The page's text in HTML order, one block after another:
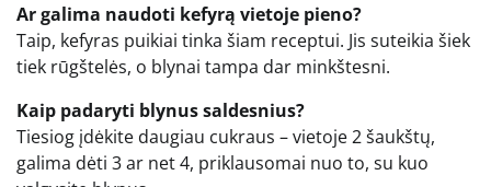
Ar galima naudoti kefyrą vietoje pieno?
Taip, kefyras puikiai tinka šiam receptui. Jis suteikia šiek
tiek rūgštelės, o blynai tampa dar minkštesni.
Kaip padaryti blynus saldesnius?
Tiesiog įdėkite daugiau cukraus – vietoje 2 šaukštų,
galima dėti 3 ar net 4, priklausomai nuo to, su kuo